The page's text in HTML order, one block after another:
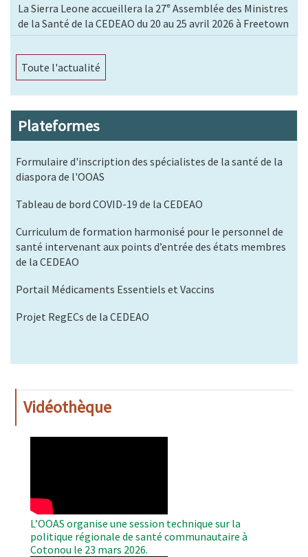
La Sierra Leone accueillera la 27ᵉ Assemblée des Ministres
de la Santé de la CEDEAO du 20 au 25 avril 2026 à Freetown
Toute l'actualité
Plateformes
Formulaire d'inscription des spécialistes de la santé de la
diaspora de l'OOAS
Tableau de bord COVID-19 de la CEDEAO
Curriculum de formation harmonisé pour le personnel de
santé intervenant aux points d’entrée des états membres
de la CEDEAO
Portail Médicaments Essentiels et Vaccins
Projet RegECs de la CEDEAO
Vidéothèque
L’OOAS organise une session technique sur la
politique régionale de santé communautaire à
Cotonou le 23 mars 2026.